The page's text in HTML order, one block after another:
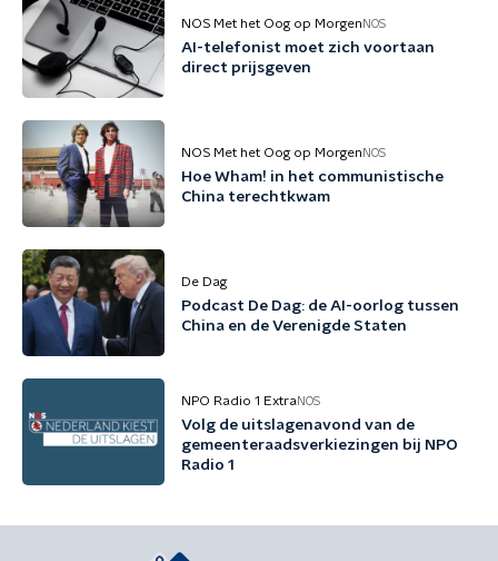
NOS Met het Oog op Morgen NOS
AI-telefonist moet zich voortaan
direct prijsgeven
NOS Met het Oog op Morgen NOS
Hoe Wham! in het communistische
China terechtkwam
De Dag
Podcast De Dag: de AI-oorlog tussen
China en de Verenigde Staten
NPO Radio 1 Extra NOS
Volg de uitslagenavond van de
gemeenteraadsverkiezingen bij NPO
Radio 1